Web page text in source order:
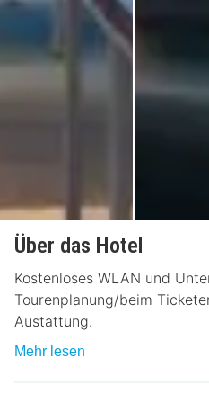
Über das Hotel
Kostenloses WLAN und
Tourenplanung/beim
Austattung.
Mehr lesen